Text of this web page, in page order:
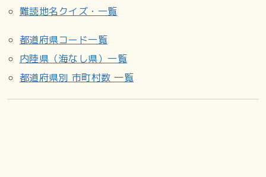
難読地名クイズ・一覧
都道府県コード一覧
内陸県（海なし県）一覧
都道府県別 市町村数 一覧